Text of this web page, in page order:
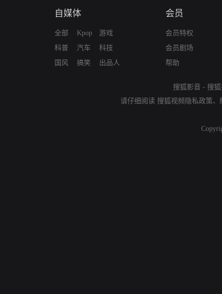
自媒体
全部
科普
国风
Kpop
汽车
搞笑
游戏
科技
出品人
会员
会员特权
会员剧场
帮助
搜狐影音 - 搜
请仔细阅读 搜狐视频隐私政策、